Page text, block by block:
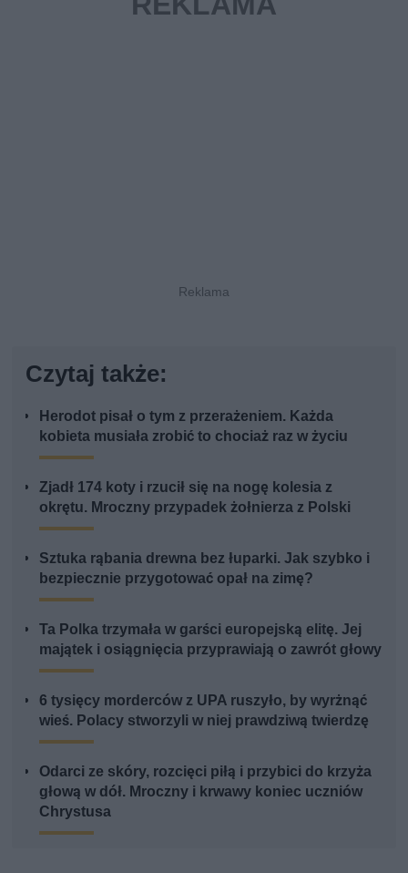
Czytaj także:
Herodot pisał o tym z przerażeniem. Każda
kobieta musiała zrobić to chociaż raz w życiu
Zjadł 174 koty i rzucił się na nogę kolesia z
okrętu. Mroczny przypadek żołnierza z Polski
Sztuka rąbania drewna bez łuparki. Jak szybko i
bezpiecznie przygotować opał na zimę?
Ta Polka trzymała w garści europejską elitę. Jej
majątek i osiągnięcia przyprawiają o zawrót głowy
6 tysięcy morderców z UPA ruszyło, by wyrżnąć
wieś. Polacy stworzyli w niej prawdziwą twierdzę
Odarci ze skóry, rozcięci piłą i przybici do krzyża
głową w dół. Mroczny i krwawy koniec uczniów
Chrystusa